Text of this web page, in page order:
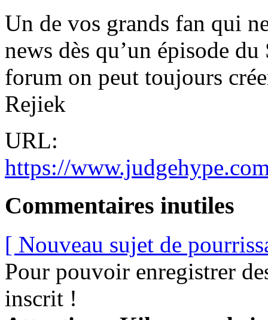
Un de vos grands fan qui
news dès qu’un épisode
forum on peut toujours
Rejiek
URL:
https://
Commentaires inutiles
[ Nouveau sujet de
Pour pouvoir enregistrer
inscrit !